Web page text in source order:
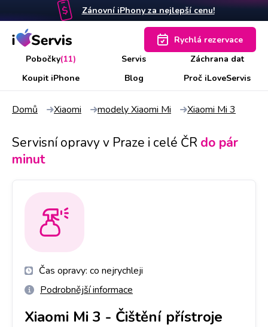
Zánovní iPhony za nejlepší cenu!
Pobočky(11) Servis
Záchrana dat
Koupit iPhone
Blog Proč iLoveServis
Rychlá rezervace
Domů Xiaomi modely Xiaomi Mi Xiaomi Mi 3
Servisní opravy v Praze i celé ČR do pár
minut
Čas opravy: co nejrychleji
Podrobnější informace
Xiaomi Mi 3 - Čištění přístroje